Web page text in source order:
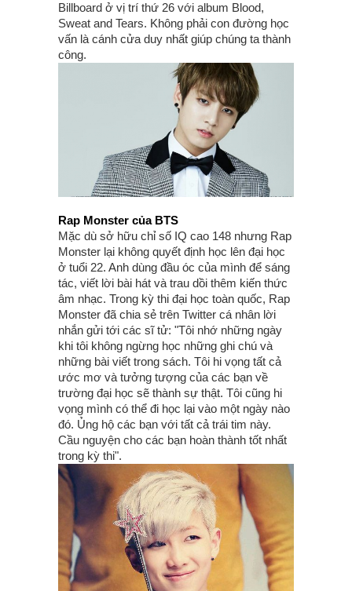
Billboard ở vị trí thứ 26 với album Blood,
Sweat and Tears. Không phải con đường học
vấn là cánh cửa duy nhất giúp chúng ta thành
công.
Rap Monster của BTS
Mặc dù sở hữu chỉ số IQ cao 148 nhưng Rap
Monster lại không quyết định học lên đại học
ở tuổi 22. Anh dùng đầu óc của mình để sáng
tác, viết lời bài hát và trau dồi thêm kiến thức
âm nhạc. Trong kỳ thi đại học toàn quốc, Rap
Monster đã chia sẻ trên Twitter cá nhân lời
nhắn gửi tới các sĩ tử: "Tôi nhớ những ngày
khi tôi không ngừng học những ghi chú và
những bài viết trong sách. Tôi hi vọng tất cả
ước mơ và tưởng tượng của các bạn về
trường đại học sẽ thành sự thật. Tôi cũng hi
vọng mình có thể đi học lại vào một ngày nào
đó. Ủng hộ các bạn với tất cả trái tim này.
Cầu nguyện cho các bạn hoàn thành tốt nhất
trong kỳ thi".